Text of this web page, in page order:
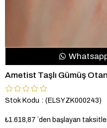
Ametist Taşlı Gümüş
Stok Kodu (ELSYZK000243)
₺1.618,87 `den başlayan